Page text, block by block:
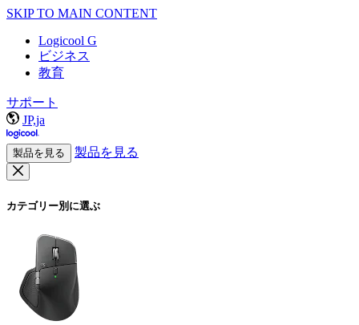
SKIP TO MAIN CONTENT
Logicool G
ビジネス
教育
サポート
JP,ja
製品を見る 製品を見る
カテゴリー別に選ぶ